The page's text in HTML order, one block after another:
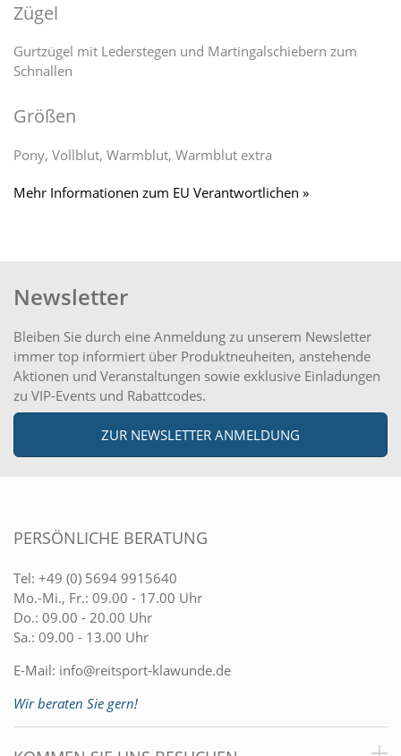
Zügel
Gurtzügel mit Lederstegen und Martingalschiebern zum
Schnallen
Größen
Pony, Vollblut, Warmblut, Warmblut extra
Mehr Informationen zum EU Verantwortlichen »
Newsletter
Bleiben Sie durch eine Anmeldung zu unserem Newsletter
immer top informiert über Produktneuheiten, anstehende
Aktionen und Veranstaltungen sowie exklusive Einladungen
zu VIP-Events und Rabattcodes.
ZUR NEWSLETTER ANMELDUNG
PERSÖNLICHE BERATUNG
Tel: +49 (0) 5694 9915640
Mo.-Mi., Fr.: 09.00 - 17.00 Uhr
Do.: 09.00 - 20.00 Uhr
Sa.: 09.00 - 13.00 Uhr
E-Mail: info@reitsport-klawunde.de
Wir beraten Sie gern!